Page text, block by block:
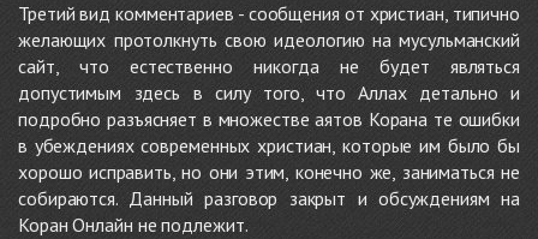
Третий вид комментариев - сообщения от христиан, типично
желающих протолкнуть свою идеологию на мусульманский
сайт, что естественно никогда не будет являться
допустимым здесь в силу того, что Аллах детально и
подробно разъясняет в множестве аятов Корана те ошибки
в убеждениях современных христиан, которые им было бы
хорошо исправить, но они этим, конечно же, заниматься не
собираются. Данный разговор закрыт и обсуждениям на
Коран Онлайн не подлежит.